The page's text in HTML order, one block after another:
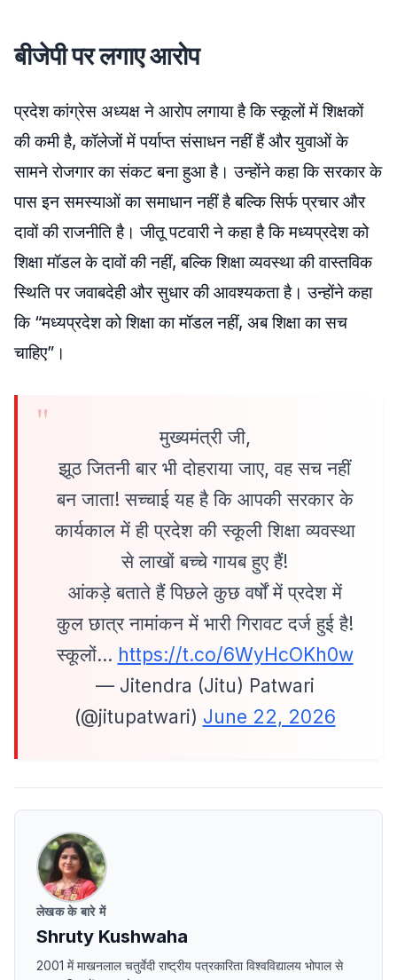
बीजेपी पर लगाए आरोप
प्रदेश कांग्रेस अध्यक्ष ने आरोप लगाया है कि स्कूलों में शिक्षकों
की कमी है, कॉलेजों में पर्याप्त संसाधन नहीं हैं और युवाओं के
सामने रोजगार का संकट बना हुआ है। उन्होंने कहा कि सरकार के
पास इन समस्याओं का समाधान नहीं है बल्कि सिर्फ प्रचार और
दावों की राजनीति है। जीतू पटवारी ने कहा है कि मध्यप्रदेश को
शिक्षा मॉडल के दावों की नहीं, बल्कि शिक्षा व्यवस्था की वास्तविक
स्थिति पर जवाबदेही और सुधार की आवश्यकता है। उन्होंने कहा
कि “मध्यप्रदेश को शिक्षा का मॉडल नहीं, अब शिक्षा का सच
चाहिए”।
मुख्यमंत्री जी,
झूठ जितनी बार भी दोहराया जाए, वह सच नहीं
बन जाता! सच्चाई यह है कि आपकी सरकार के
कार्यकाल में ही प्रदेश की स्कूली शिक्षा व्यवस्था
से लाखों बच्चे गायब हुए हैं!
आंकड़े बताते हैं पिछले कुछ वर्षों में प्रदेश में
कुल छात्र नामांकन में भारी गिरावट दर्ज हुई है!
स्कूलों… https://t.co/6WyHcOKh0w
— Jitendra (Jitu) Patwari
(@jitupatwari) June 22, 2026
लेखक के बारे में
Shruty Kushwaha
2001 में माखनलाल चतुर्वेदी राष्ट्रीय पत्रकारिता विश्वविद्यालय भोपाल से